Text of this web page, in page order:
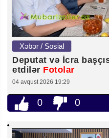
Xəbər / Sosial
Deputat və İcra
etdilər Fotolar
04 avqust 2026 19:29
0 0